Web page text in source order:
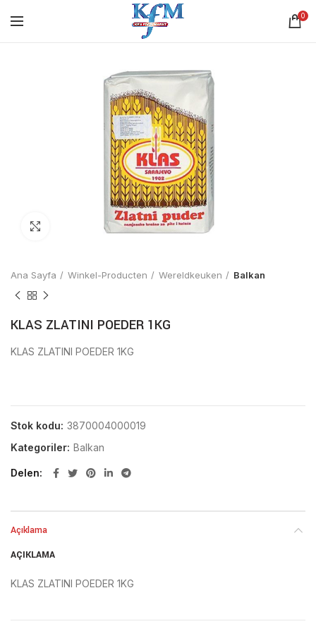
0
Click to enlarge
Ana Sayfa Winkel-Producten Wereldkeuken Balkan
KLAS ZLATINI POEDER 1KG
KLAS ZLATINI POEDER 1KG
Stok kodu: 3870004000019
Kategoriler: Balkan
Delen
Açıklama
AÇIKLAMA
KLAS ZLATINI POEDER 1KG